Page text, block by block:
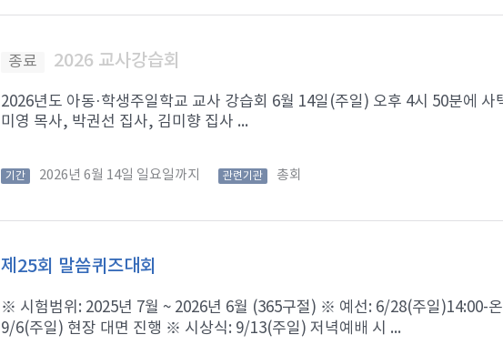
종료 2026 교사강습회
2026년도 아동·학생주일학교 교사 강습회 6월 14일(주일) 오후 4시 50분에
미영 목사, 박권선 집사, 김미향 집사 ...
기간 2026년 6월 14일 일요일까지 관련기관 총회
제25회 말씀퀴즈대회
※ 시험범위: 2025년 7월 ~ 2026년 6월 (365구절) ※ 예선: 6/28(주일)14:00-
9/6(주일) 현장 대면 진행 ※ 시상식: 9/13(주일) 저녁예배 시 ...